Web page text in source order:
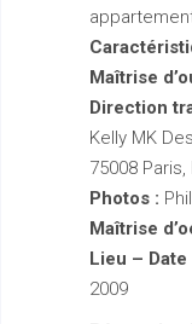
Maîtrise
Direction
Kelly MK
75008
Photos :
Maîtrise
Lieu – Date
2009